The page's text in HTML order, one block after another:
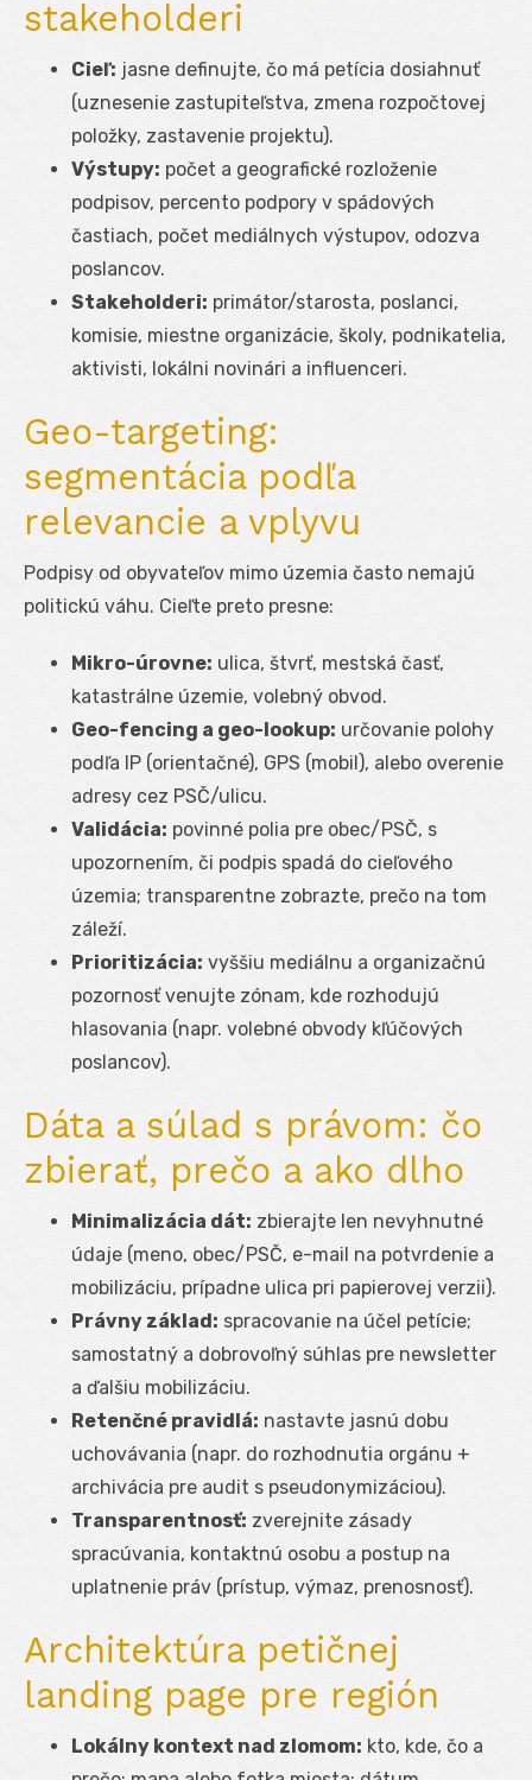
stakeholderi
Cieľ: jasne definujte, čo má petícia dosiahnuť
(uznesenie zastupiteľstva, zmena rozpočtovej
položky, zastavenie projektu).
Výstupy: počet a geografické rozloženie
podpisov, percento podpory v spádových
častiach, počet mediálnych výstupov, odozva
poslancov.
Stakeholderi: primátor/starosta, poslanci,
komisie, miestne organizácie, školy, podnikatelia,
aktivisti, lokálni novinári a influenceri.
Geo-targeting:
segmentácia podľa
relevancie a vplyvu
Podpisy od obyvateľov mimo územia často nemajú
politickú váhu. Cieľte preto presne:
Mikro-úrovne: ulica, štvrť, mestská časť,
katastrálne územie, volebný obvod.
Geo-fencing a geo-lookup: určovanie polohy
podľa IP (orientačné), GPS (mobil), alebo overenie
adresy cez PSČ/ulicu.
Validácia: povinné polia pre obec/PSČ, s
upozornením, či podpis spadá do cieľového
územia; transparentne zobrazte, prečo na tom
záleží.
Prioritizácia: vyššiu mediálnu a organizačnú
pozornosť venujte zónam, kde rozhodujú
hlasovania (napr. volebné obvody kľúčových
poslancov).
Dáta a súlad s právom: čo
zbierať, prečo a ako dlho
Minimalizácia dát: zbierajte len nevyhnutné
údaje (meno, obec/PSČ, e-mail na potvrdenie a
mobilizáciu, prípadne ulica pri papierovej verzii).
Právny základ: spracovanie na účel petície;
samostatný a dobrovoľný súhlas pre newsletter
a ďalšiu mobilizáciu.
Retenčné pravidlá: nastavte jasnú dobu
uchovávania (napr. do rozhodnutia orgánu +
archivácia pre audit s pseudonymizáciou).
Transparentnosť: zverejnite zásady
spracúvania, kontaktnú osobu a postup na
uplatnenie práv (prístup, výmaz, prenosnosť).
Architektúra petičnej
landing page pre región
Lokálny kontext nad zlomom: kto, kde, čo a